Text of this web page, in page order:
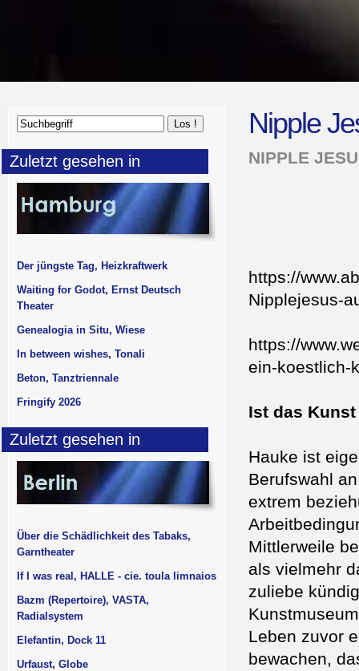
Nipple
NIPPLE
https://
Nipplejesus-
https://
ein-koestlich-
Ist das
Hauke ist
Berufswahl
extrem
Mittlerweile
als vielmehr
zuliebe
Leben zuvor
bewachen,
Zuletzt gesehen in
Der jüngste Tag, Heizkraftwerk
Waiting for Godot, Ernst Deutsch
Theater
Genealogia in Situ, Wiese
In between wishes, Tonali
Beton, Tanztriennale
Fringify 2026
Zuletzt gesehen in
Über die Schädlichkeit des Tabaks,
Garntheater
If I was real, HALLE - cie. toula limnaios
Bazm (Repertoire), VASTA,
Radialsystem
Elefantin, Dock 11
Urfaust, Globe